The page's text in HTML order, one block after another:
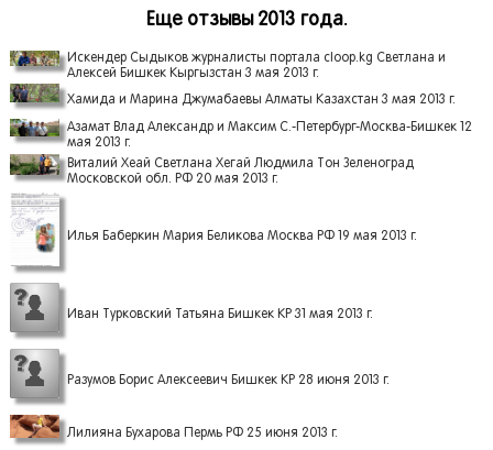
Еще отзывы 2013 года.
Искендер Сыдыков журналисты портала cloop.kg Светлана и
Алексей Бишкек Кыргызстан 3 мая 2013 г.
Хамида и Марина Джумабаевы Алматы Казахстан 3 мая 2013 г.
Азамат Влад Александр и Максим С.-Петербург-Москва-Бишкек 12
мая 2013 г.
Виталий Хеай Светлана Хегай Людмила Тон Зеленоград
Московской обл. РФ 20 мая 2013 г.
Илья Баберкин Мария Беликова Москва РФ 19 мая 2013 г.
Иван Турковский Татьяна Бишкек КР 31 мая 2013 г.
Разумов Борис Алексеевич Бишкек КР 28 июня 2013 г.
Лилияна Бухарова Пермь РФ 25 июня 2013 г.